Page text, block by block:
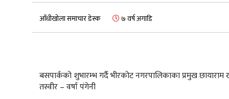
आँधीखोला समाचार डेस्क ७ वर्ष अगाडि
बसपार्कको शुभारम्भ गर्दै भीरकोट नगरपालिकाका प्रमुख छायाराम
तस्वीर – वर्षा पंगेनी